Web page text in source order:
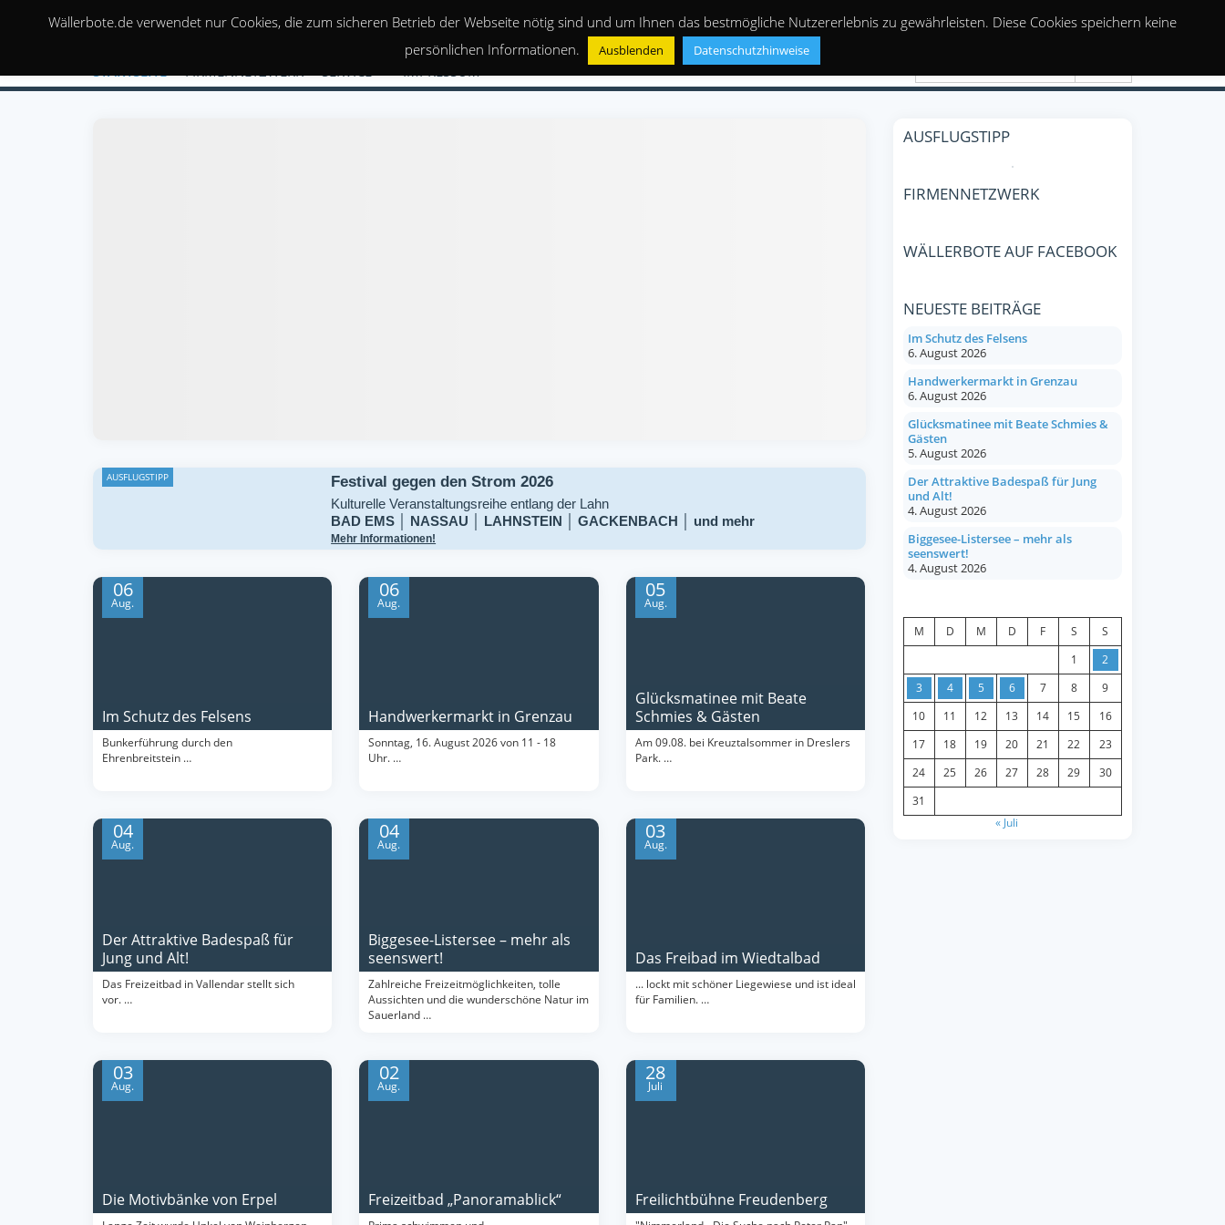
STARTSEITE FIRMENNETZWERK SERVICE IMPRESSUM
AUSFLUGSTIPP Festival gegen den Strom 2026
Kulturelle Veranstaltungsreihe entlang der Lahn
BAD EMS │ NASSAU │ LAHNSTEIN │ GACKENBACH │ und mehr
Mehr Informationen!
06
Aug.
Im Schutz des Felsens
Bunkerführung durch den
Ehrenbreitstein …
06
Aug.
Handwerkermarkt in Grenzau
Sonntag, 16. August 2026 von 11 - 18
Uhr. …
05
Aug.
Glücksmatinee mit Beate
Schmies & Gästen
Am 09.08. bei Kreuztalsommer in Dreslers
Park. …
04
Aug.
Der Attraktive Badespaß für
Jung und Alt!
Das Freizeitbad in Vallendar stellt sich
vor. …
04
Aug.
Biggesee-Listersee – mehr als
seenswert!
Zahlreiche Freizeitmöglichkeiten, tolle
Aussichten und die wunderschöne Natur im
Sauerland …
03
Aug.
Das Freibad im Wiedtalbad
... lockt mit schöner Liegewiese und ist ideal
für Familien. …
03
Aug.
Die Motivbänke von Erpel
02
Aug.
Freizeitbad „Panoramablick“
28
Juli
Freilichtbühne Freudenberg
AUSFLUGSTIPP
FIRMENNETZWERK
WÄLLERBOTE AUF FACEBOOK
NEUESTE BEITRÄGE
Im Schutz des Felsens
6. August 2026
Handwerkermarkt in Grenzau
6. August 2026
Glücksmatinee mit Beate Schmies &
Gästen
5. August 2026
Der Attraktive Badespaß für Jung
und Alt!
4. August 2026
Biggesee-Listersee – mehr als
seenswert!
4. August 2026
M
D M D F S
S
1
2
3
4 5 6 7 8
9
10
11 12 13 14 15
16
17
18 19 20 21 22
23
24
25 26 27 28 29
30
31
« Juli
Wällerbote.de verwendet nur Cookies, die zum sicheren Betrieb der Webseite nötig sind und um Ihnen das bestmögliche Nutzererlebnis zu gewährleisten. Diese Cookies speichern keine
persönlichen Informationen.
Ausblenden Datenschutzhinweise